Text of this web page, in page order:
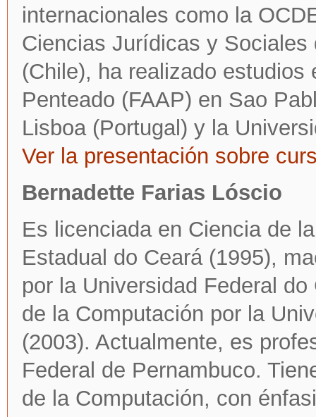
internacionales como la
Ciencias Jurídicas y
(Chile), ha realizado estudios
Penteado (FAAP) en Sao
Lisboa (Portugal) y la
Ver la presentación sobre
Bernadette Farias Lóscio
Es licenciada en Ciencia de
Estadual do Ceará (1995),
por la Universidad Federal
de la Computación por la
(2003). Actualmente, es
Federal de Pernambuco.
de la Computación, con